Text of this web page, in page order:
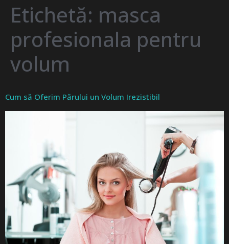
Etichetă: masca
profesionala pentru
volum
Cum să Oferim Părului un Volum Irezistibil